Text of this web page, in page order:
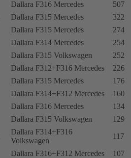
Dallara F316 Mercedes
507
Dallara F315 Mercedes
322
Dallara F315 Mercedes
274
Dallara F314 Mercedes
254
Dallara F315 Volkswagen
252
Dallara F312+F316 Mercedes
226
Dallara F315 Mercedes
176
Dallara F314+F312 Mercedes
160
Dallara F316 Mercedes
134
Dallara F315 Volkswagen 129
Dallara F314+F316
Volkswagen
117
Dallara F316+F312 Mercedes
107